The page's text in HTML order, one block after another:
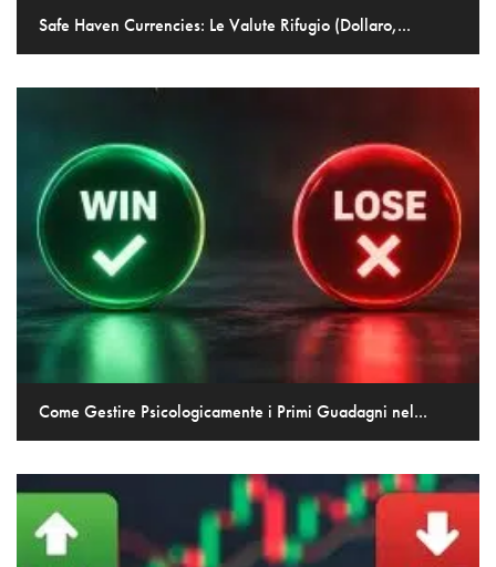
Safe Haven Currencies: Le Valute Rifugio (Dollaro,...
Come Gestire Psicologicamente i Primi Guadagni nel...